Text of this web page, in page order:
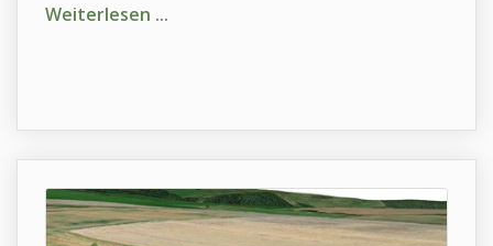
Weiterlesen ...